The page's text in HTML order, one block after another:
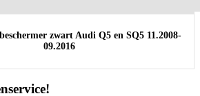
zwart Audi Q5 en SQ5 11.2008-
09.2016